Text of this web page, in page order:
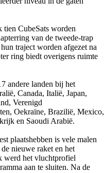
tien CubeSats worden
van de tweede-trap
traject worden afgezet na
ring biedt overigens ruimte
andere landen bij het
Canada, Italië, Japan,
Verenigd
Oekraïne, Brazilië, Mexico,
en Saoudi Arabië.
plaatshebben is vele malen
nieuwe raket en het
werd het vluchtprofiel
aan te sluiten. Na de